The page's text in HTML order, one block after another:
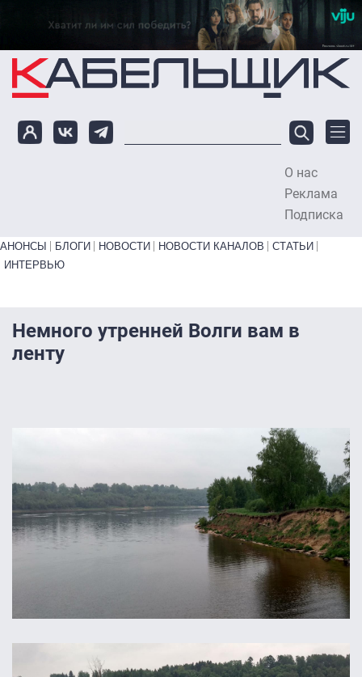
Перейти к основному содержанию
О нас
Реклама
Подписка
Primary links bottom
АНОНСЫ БЛОГИ НОВОСТИ НОВОСТИ КАНАЛОВ
СТАТЬИ
ИНТЕРВЬЮ
Немного утренней Волги вам в
ленту